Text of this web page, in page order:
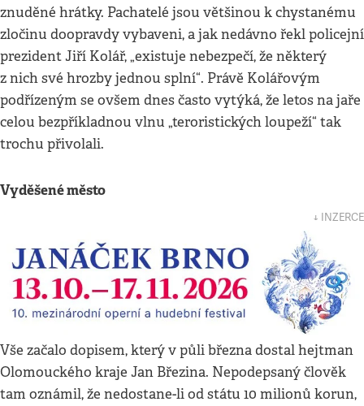
znuděné hrátky. Pachatelé jsou většinou k chystanému
zločinu doopravdy vybaveni, a jak nedávno řekl policejní
prezident Jiří Kolář, „existuje nebezpečí, že některý
z nich své hrozby jednou splní“. Právě Kolářovým
podřízeným se ovšem dnes často vytýká, že letos na jaře
celou bezpříkladnou vlnu „teroristických loupeží“ tak
trochu přivolali.
Vyděšené město
↓ INZERCE
Vše začalo dopisem, který v půli března dostal hejtman
Olomouckého kraje Jan Březina. Nepodepsaný člověk
tam oznámil, že nedostane-li od státu 10 milionů korun,